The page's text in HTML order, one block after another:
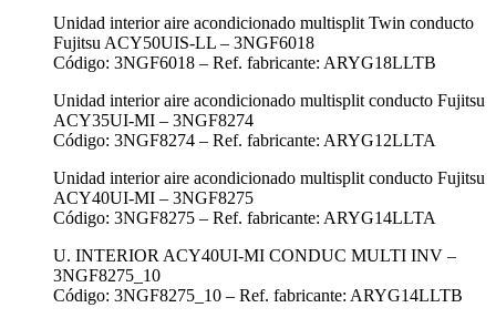
Unidad interior aire acondicionado multisplit Twin conducto
Fujitsu ACY50UIS-LL – 3NGF6018
Código: 3NGF6018 – Ref. fabricante: ARYG18LLTB
Unidad interior aire acondicionado multisplit conducto Fujitsu
ACY35UI-MI – 3NGF8274
Código: 3NGF8274 – Ref. fabricante: ARYG12LLTA
Unidad interior aire acondicionado multisplit conducto Fujitsu
ACY40UI-MI – 3NGF8275
Código: 3NGF8275 – Ref. fabricante: ARYG14LLTA
U. INTERIOR ACY40UI-MI CONDUC MULTI INV –
3NGF8275_10
Código: 3NGF8275_10 – Ref. fabricante: ARYG14LLTB